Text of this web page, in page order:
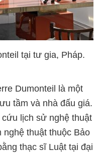
tại tư gia, Pháp.
Dumonteil là một
tầm và nhà đấu giá.
lịch sử nghệ thuật
nghệ thuật thuộc Bảo
thạc sĩ Luật tại đại